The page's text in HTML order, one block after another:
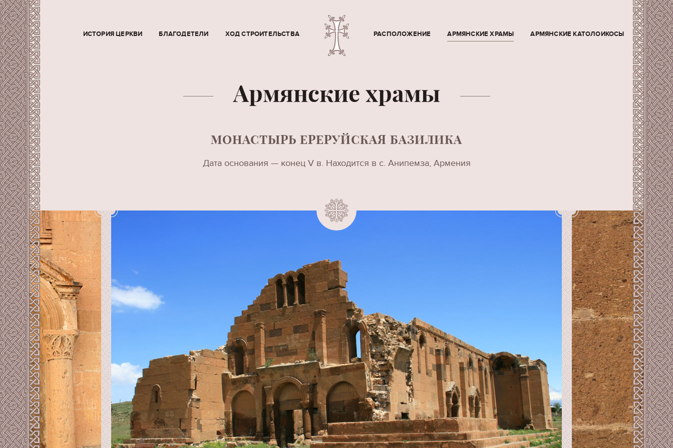
ИСТОРИЯ ЦЕРКВИ БЛАГОДЕТЕЛИ ХОД СТРОИТЕЛЬСТВА РАСПОЛОЖЕНИЕ АРМЯНСКИЕ ХРАМЫ АРМЯНСКИЕ КАТОЛОИКОСЫ
Армянские храмы
МОНАСТЫРЬ ЕРЕРУЙСКАЯ БАЗИЛИКА
Дата основания — конец V в. Находится в с. Анипемза, Армения